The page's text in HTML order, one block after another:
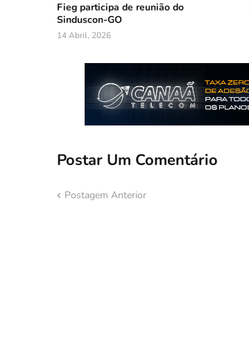
Fieg participa de reunião do
Sinduscon-GO
14 Abril, 2026
Postar Um Comentário
Postagem Anterior